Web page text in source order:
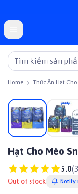
Home Thức Ăn Hạt Cho
On sale
Hạt Cho Mèo
5.0(
Out of stock Notify